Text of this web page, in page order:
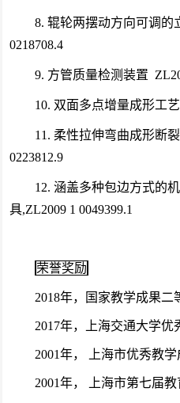
8. 辊轮两摆动方向可调的
0218708.4
9. 方管质量检测装置
10. 双面多点增量成形工
11. 柔性拉伸弯曲成形断
0223812.9
12. 涵盖多种包边方式的
具,ZL2009 1 0049399.1
荣誉奖励
2018年，国家教学成果二
2017年，上海交通大学优
2001年， 上海市优秀教
2001年， 上海市第七届